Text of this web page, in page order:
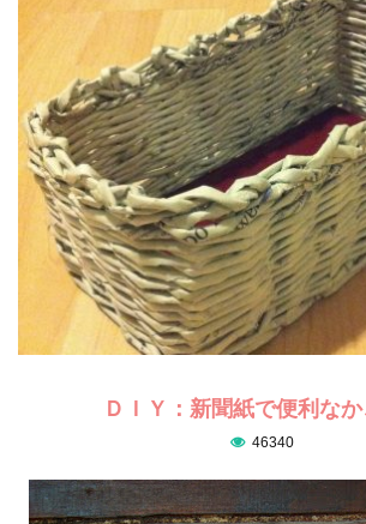
ＤＩＹ：新聞紙で便利な
46340